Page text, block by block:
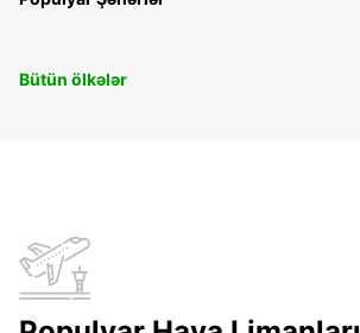
Bütün ölkələr